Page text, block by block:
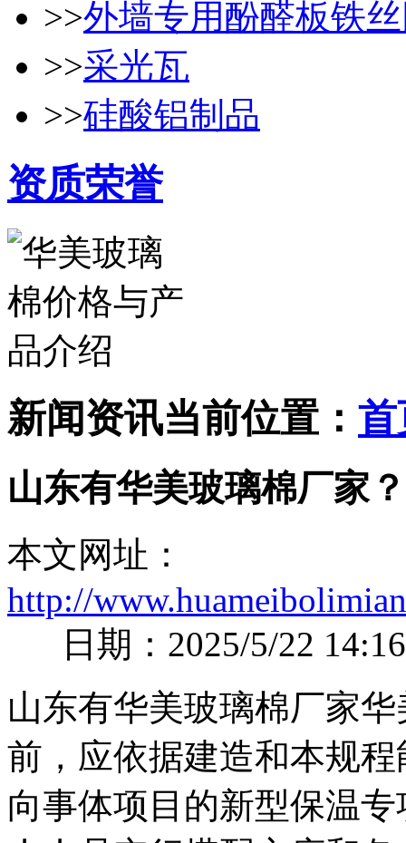
>>外墙专用酚醛板铁
>>采光瓦
>>硅酸铝制品
资质荣誉
新闻资讯当前位置： 首
山东有华美玻璃棉厂家？
本文网址：
http://
日期：2025/5/22
山东有华美玻璃棉厂家
前，应依据建造和本规
向事体项目的新型保温